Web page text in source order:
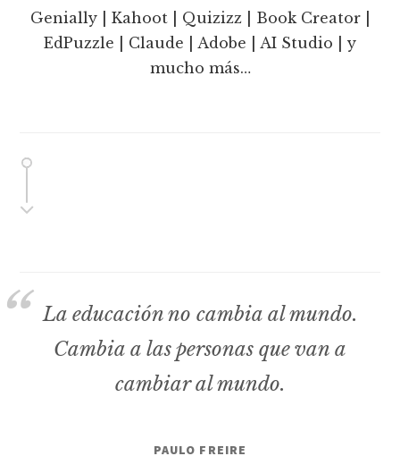
Genially | Kahoot | Quizizz | Book Creator |
EdPuzzle | Claude | Adobe | AI Studio | y
mucho más…
La educación no cambia al mundo.
Cambia a las personas que van a
cambiar al mundo.
PAULO FREIRE